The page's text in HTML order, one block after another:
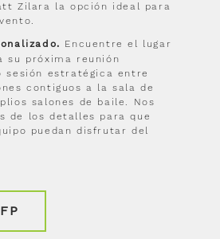
Zilara la opción ideal para
Encuentre el lugar
su próxima reunión
sesión estratégica entre
contiguos a la sala de
salones de baile. Nos
de los detalles para que
puedan disfrutar del